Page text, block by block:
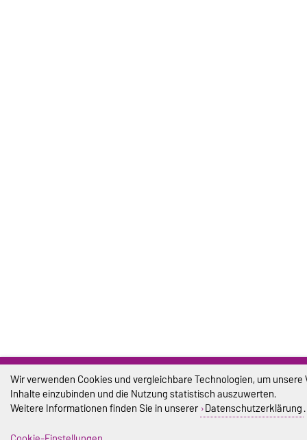
Wir verwenden Cookies und vergleichbare Technologien, um
Inhalte einzubinden und die Nutzung statistisch auszuwerten.
Weitere Informationen finden Sie in unserer Datenschutzerklärung.